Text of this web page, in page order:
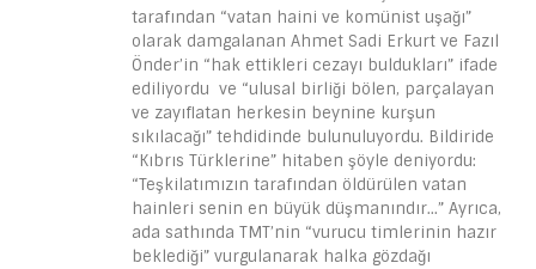
tarafından “vatan haini ve komünist uşağı”
olarak damgalanan Ahmet Sadi Erkurt ve Fazıl
Önder’in “hak ettikleri cezayı buldukları” ifade
ediliyordu ve “ulusal birliği bölen, parçalayan
ve zayıflatan herkesin beynine kurşun
sıkılacağı” tehdidinde bulunuluyordu. Bildiride
“Kıbrıs Türklerine” hitaben şöyle deniyordu:
“Teşkilatımızın tarafından öldürülen vatan
hainleri senin en büyük düşmanındır…” Ayrıca,
ada sathında TMT’nin “vurucu timlerinin hazır
beklediği” vurgulanarak halka gözdağı